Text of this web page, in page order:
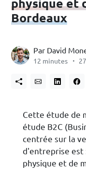
Bordeaux
Par David
12 minutes
Cette étude de
étude B2C
centrée sur la
d'entreprise est
physique et de